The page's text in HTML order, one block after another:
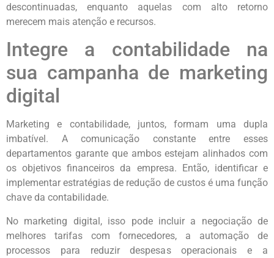
descontinuadas, enquanto aquelas com alto retorno
merecem mais atenção e recursos.
Integre a contabilidade na
sua campanha de marketing
digital
Marketing e contabilidade, juntos, formam uma dupla
imbatível. A comunicação constante entre esses
departamentos garante que ambos estejam alinhados com
os objetivos financeiros da empresa. Então, identificar e
implementar estratégias de redução de custos é uma função
chave da contabilidade.
No marketing digital, isso pode incluir a negociação de
melhores tarifas com fornecedores, a automação de
processos para reduzir despesas operacionais e a